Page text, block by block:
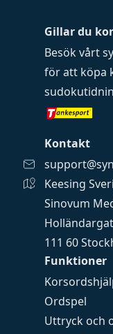
Funktioner
Ordspel
Uttryck och
Gillar du
Besök vårt
för att köpa
Kontakt
Keesing
Sinovum
111 60